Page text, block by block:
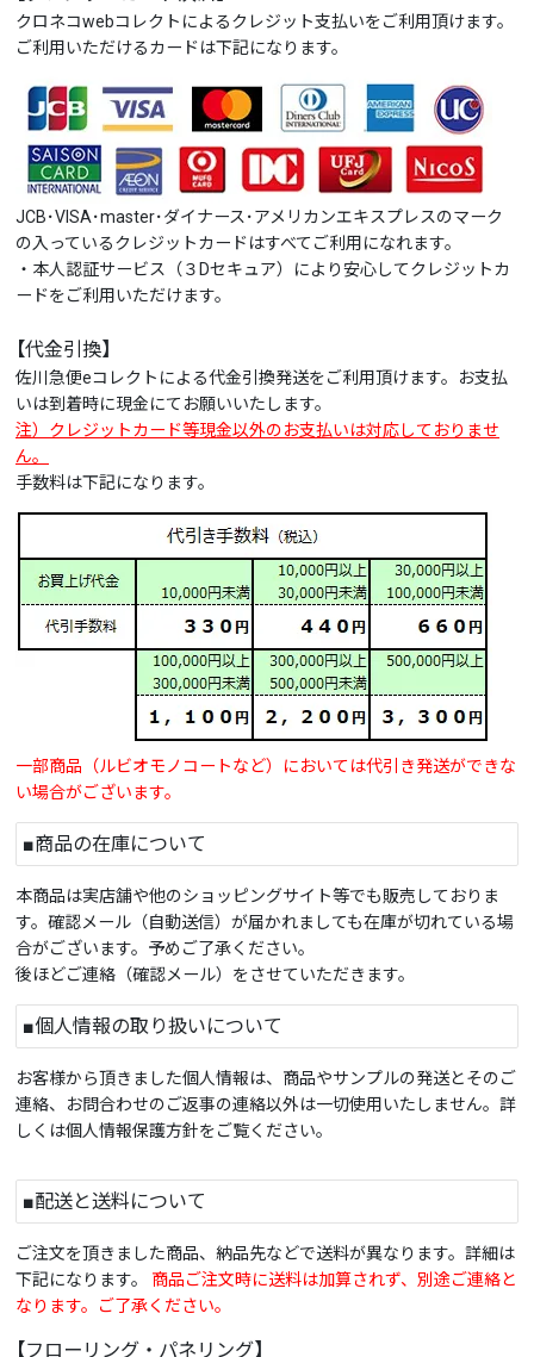
クロネコwebコレクトによるクレジット支払いをご利用頂けます。
ご利用いただけるカードは下記になります。
JCB･VISA･master･ダイナース･アメリカンエキスプレスのマーク
の入っているクレジットカードはすべてご利用になれます。
・本人認証サービス（３Dセキュア）により安心してクレジットカ
ードをご利用いただけます。
【代金引換】
佐川急便eコレクトによる代金引換発送をご利用頂けます。お支払
いは到着時に現金にてお願いいたします。
注）クレジットカード等現金以外のお支払いは対応しておりませ
ん。
手数料は下記になります。
一部商品（ルビオモノコートなど）においては代引き発送ができな
い場合がございます。
■商品の在庫について
本商品は実店舗や他のショッピングサイト等でも販売しておりま
す。確認メール（自動送信）が届かれましても在庫が切れている場
合がございます。予めご了承ください。
後ほどご連絡（確認メール）をさせていただきます。
■個人情報の取り扱いについて
お客様から頂きました個人情報は、商品やサンプルの発送とそのご
連絡、お問合わせのご返事の連絡以外は一切使用いたしません。詳
しくは個人情報保護方針をご覧ください。
■配送と送料について
ご注文を頂きました商品、納品先などで送料が異なります。詳細は
下記になります。 商品ご注文時に送料は加算されず、別途ご連絡と
なります。ご了承ください。
【フローリング・パネリング】